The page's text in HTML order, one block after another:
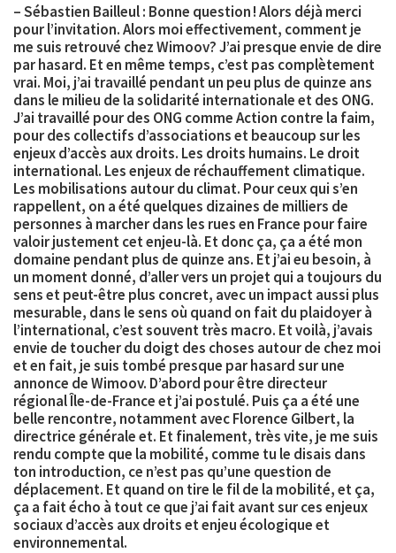
–Sébastien Bailleul: Bonne question ! Alors déjà merci
pour l’invitation. Alors moi effectivement, comment je
me suis retrouvé chez Wimoov? J’ai presque envie de dire
par hasard. Et en même temps, c’est pas complètement
vrai. Moi, j’ai travaillé pendant un peu plus de quinze ans
dans le milieu de la solidarité internationale et des ONG.
J’ai travaillé pour des ONG comme Action contre la faim,
pour des collectifs d’associations et beaucoup sur les
enjeux d’accès aux droits. Les droits humains. Le droit
international. Les enjeux de réchauffement climatique.
Les mobilisations autour du climat. Pour ceux qui s’en
rappellent, on a été quelques dizaines de milliers de
personnes à marcher dans les rues en France pour faire
valoir justement cet enjeu-là. Et donc ça, ça a été mon
domaine pendant plus de quinze ans. Et j’ai eu besoin, à
un moment donné, d’aller vers un projet qui a toujours du
sens et peut-être plus concret, avec un impact aussi plus
mesurable, dans le sens où quand on fait du plaidoyer à
l’international, c’est souvent très macro. Et voilà, j’avais
envie de toucher du doigt des choses autour de chez moi
et en fait, je suis tombé presque par hasard sur une
annonce de Wimoov. D’abord pour être directeur
régional Île-de-France et j’ai postulé. Puis ça a été une
belle rencontre, notamment avecFlorence Gilbert, la
directrice généraleet. Et finalement, très vite, je me suis
rendu compte que la mobilité, comme tu le disais dans
ton introduction, ce n’est pas qu’une question de
déplacement. Et quand on tire le fil de la mobilité, et ça,
ça a fait écho à tout ce que j’ai fait avant sur ces enjeux
sociaux d’accès aux droits et enjeu écologique et
environnemental.